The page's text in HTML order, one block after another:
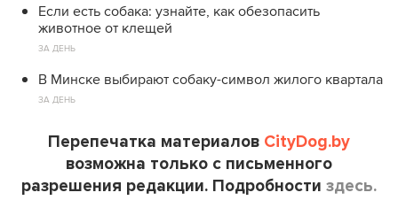
Если есть собака: узнайте, как обезопасить
животное от клещей
ЗА ДЕНЬ
В Минске выбирают собаку-символ жилого квартала
ЗА ДЕНЬ
Перепечатка материалов CityDog.by
возможна только с письменного
разрешения редакции. Подробности здесь.